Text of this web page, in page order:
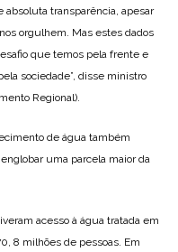
absoluta transparência, apesar
orgulhem. Mas estes dados
que temos pela frente e
sociedade”, disse ministro
Regional).
de água também
uma parcela maior da
acesso à água tratada em
8 milhões de pessoas. Em